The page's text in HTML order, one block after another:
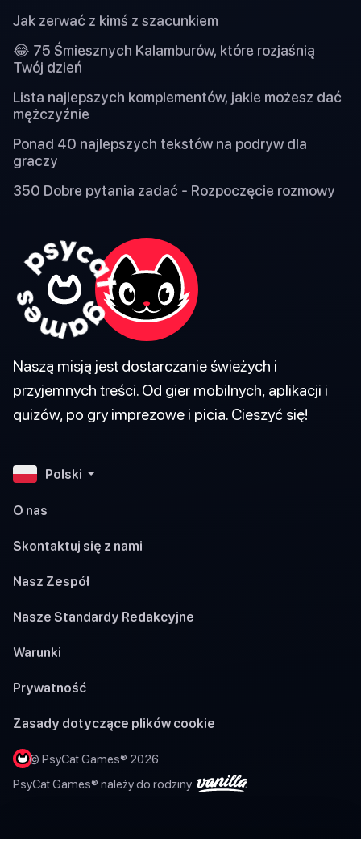
Jak zerwać z kimś z szacunkiem
😂 75 Śmiesznych Kalamburów, które rozjaśnią
Twój dzień
Lista najlepszych komplementów, jakie możesz dać
mężczyźnie
Ponad 40 najlepszych tekstów na podryw dla
graczy
350 Dobre pytania zadać - Rozpoczęcie rozmowy
Naszą misją jest dostarczanie świeżych i
przyjemnych treści. Od gier mobilnych, aplikacji i
quizów, po gry imprezowe i picia. Cieszyć się!
Polski
O nas
Skontaktuj się z nami
Nasz Zespół
Nasze Standardy Redakcyjne
Warunki
Prywatność
Zasady dotyczące plików cookie
© PsyCat Games® 2026
PsyCat Games® należy do rodziny